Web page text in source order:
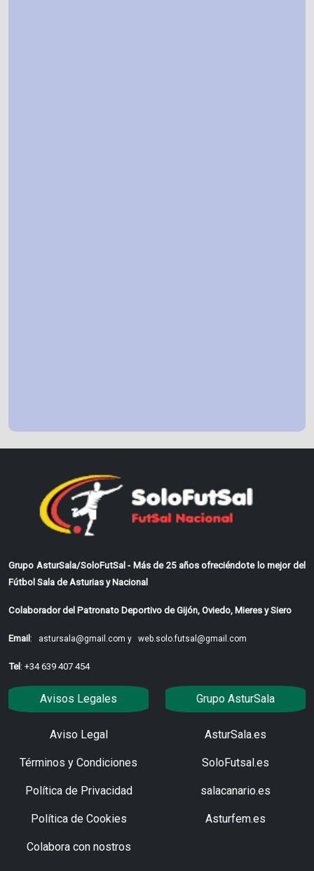
Grupo AsturSala/SoloFutSal - Más de 25 años ofreciéndote lo mejor del
Fútbol Sala de Asturias y Nacional
Colaborador del Patronato Deportivo de Gijón, Oviedo, Mieres y Siero
Email: astursala@gmail.com y web.solo.futsal@gmail.com
Tel: +34 639 407 454
Avisos Legales
Aviso Legal
Términos y Condiciones
Política de Privacidad
Política de Cookies
Colabora con nostros
Grupo AsturSala
AsturSala.es
SoloFutsal.es
salacanario.es
Asturfem.es